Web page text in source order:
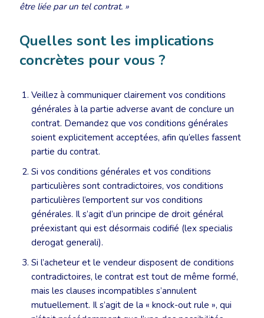
être liée par un tel contrat. »
Quelles sont les implications
concrètes pour vous ?
Veillez à communiquer clairement vos conditions
générales à la partie adverse avant de conclure un
contrat. Demandez que vos conditions générales
soient explicitement acceptées, afin qu’elles fassent
partie du contrat.
Si vos conditions générales et vos conditions
particulières sont contradictoires, vos conditions
particulières l’emportent sur vos conditions
générales. Il s’agit d’un principe de droit général
préexistant qui est désormais codifié (lex specialis
derogat generali).
Si l’acheteur et le vendeur disposent de conditions
contradictoires, le contrat est tout de même formé,
mais les clauses incompatibles s’annulent
mutuellement. Il s’agit de la « knock-out rule », qui